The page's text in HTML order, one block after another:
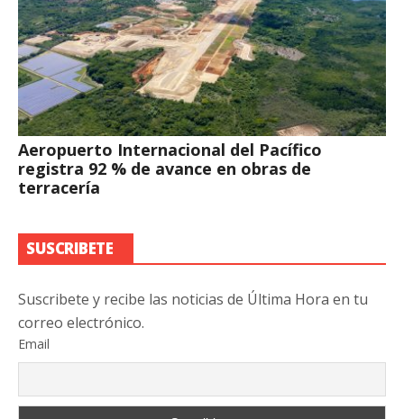
Aeropuerto Internacional del Pacífico
registra 92 % de avance en obras de
terracería
SUSCRIBETE
Suscribete y recibe las noticias de Última Hora en tu
correo electrónico.
Email